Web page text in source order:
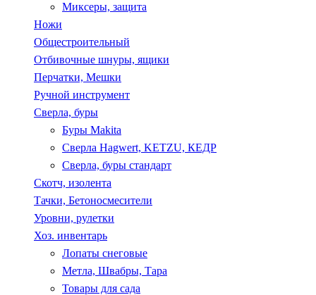
Миксеры, защита
Ножи
Общестроительный
Отбивочные шнуры, ящики
Перчатки, Мешки
Ручной инструмент
Сверла, буры
Буры Makita
Сверла Hagwert, KETZU, КЕДР
Сверла, буры стандарт
Скотч, изолента
Тачки, Бетоносмесители
Уровни, рулетки
Хоз. инвентарь
Лопаты снеговые
Метла, Швабры, Тара
Товары для сада